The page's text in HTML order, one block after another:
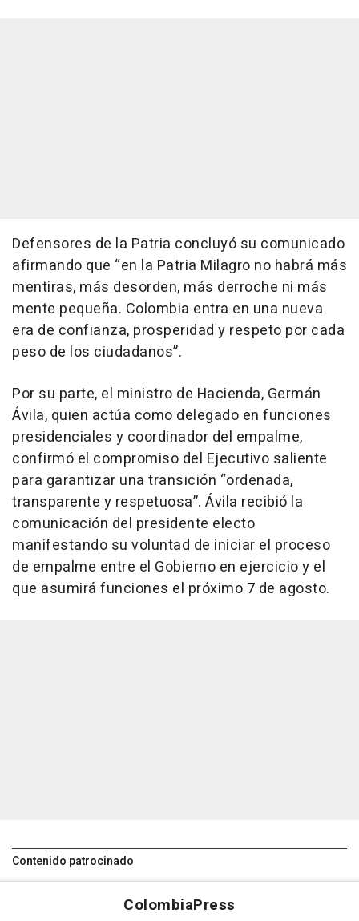
Defensores de la Patria concluyó su comunicado
afirmando que “en la Patria Milagro no habrá más
mentiras, más desorden, más derroche ni más
mente pequeña. Colombia entra en una nueva
era de confianza, prosperidad y respeto por cada
peso de los ciudadanos”.
Por su parte, el ministro de Hacienda, Germán
Ávila, quien actúa como delegado en funciones
presidenciales y coordinador del empalme,
confirmó el compromiso del Ejecutivo saliente
para garantizar una transición “ordenada,
transparente y respetuosa”. Ávila recibió la
comunicación del presidente electo
manifestando su voluntad de iniciar el proceso
de empalme entre el Gobierno en ejercicio y el
que asumirá funciones el próximo 7 de agosto.
Contenido patrocinado
ColombiaPress